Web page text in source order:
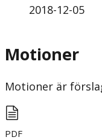
2018-12-05
Motioner
Motioner är
PDF